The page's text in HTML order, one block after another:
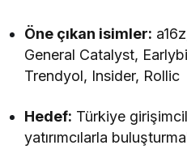
Öne çıkan isimler:
General Catalyst,
Trendyol, Insider, Rollic
Hedef: Türkiye
yatırımcılarla